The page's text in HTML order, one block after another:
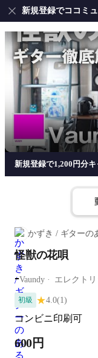
新規登録でココミ
新規登録で1,200円分
かずき / ギターの
怪獣の花唄
-Vaundy エレクト
初級 ★4.0(1)
コンビニ印刷可
600円